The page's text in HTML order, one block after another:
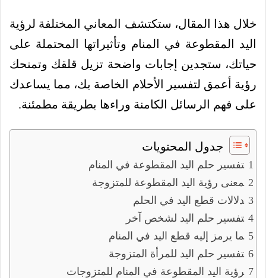
خلال هذا المقال، ستكتشف المعاني المختلفة لرؤية
اليد المقطوعة في المنام وتأثيراتها المحتملة على
حياتك، ستجدين إجابات واضحة تزيل قلقك وتمنحك
رؤية أعمق لتفسير الأحلام الخاصة بك، مما يساعدك
على فهم الرسائل الكامنة وراءها بطريقة مطمئنة.
جدول المحتويات
تفسير حلم اليد المقطوعة في المنام
معنى رؤية اليد المقطوعة للمتزوجة
دلالات قطع اليد في الحلم
تفسير حلم اليد لشخص آخر
ما يرمز إليه قطع اليد في المنام
تفسير حلم اليد للمرأة المتزوجة
رؤية اليد المقطوعة في المنام للمتزوجات